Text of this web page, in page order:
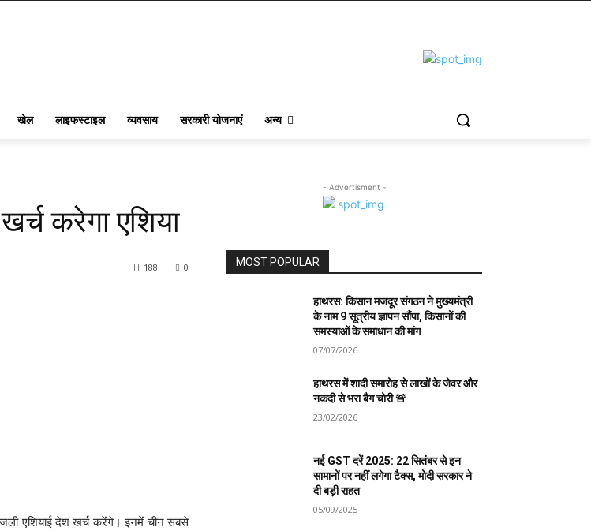
खेल लाइफस्टाइल व्यवसाय सरकारी योजनाएं अन्य
करेगा एशिया
0
188
एशियाई देश खर्च करेंगे। इनमें चीन सबसे
- Advertisment -
MOST POPULAR
हाथरस: किसान मजदूर संगठन ने मुख्यमंत्री
के नाम 9 सूत्रीय ज्ञापन सौंपा, किसानों की
समस्याओं के समाधान की मांग
07/07/2026
हाथरस में शादी समारोह से लाखों के जेवर और
नकदी से भरा बैग चोरी 🚨
23/02/2026
नई GST दरें 2025: 22 सितंबर से इन
सामानों पर नहीं लगेगा टैक्स, मोदी सरकार ने
दी बड़ी राहत
05/09/2025